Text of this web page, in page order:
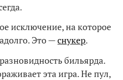
исключение, на которое
Это —снукер.
бильярда.
эта игра. Не пул,